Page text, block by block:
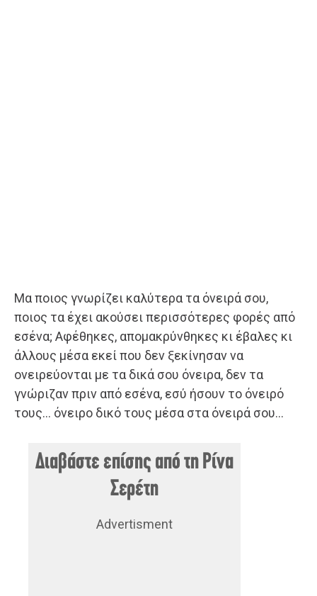
Μα ποιος γνωρίζει καλύτερα τα όνειρά σου,
ποιος τα έχει ακούσει περισσότερες φορές από
εσένα; Αφέθηκες, απομακρύνθηκες κι έβαλες κι
άλλους μέσα εκεί που δεν ξεκίνησαν να
ονειρεύονται με τα δικά σου όνειρα, δεν τα
γνώριζαν πριν από εσένα, εσύ ήσουν το όνειρό
τους… όνειρο δικό τους μέσα στα όνειρά σου…
Διαβάστε επίσης από τη Ρίνα
Σερέτη
Advertisment